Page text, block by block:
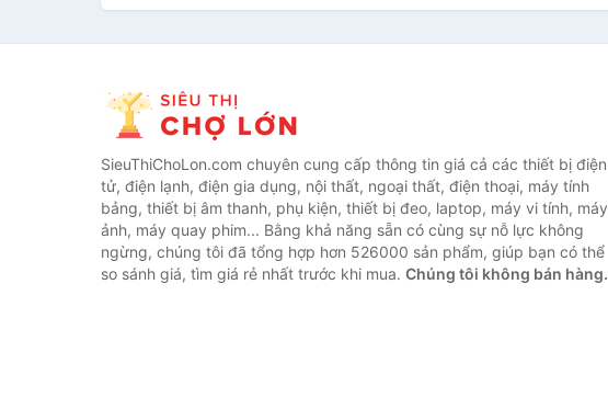
SieuThiChoLon.com chuyên cung cấp thông tin giá cả các thiết bị điện
tử, điện lạnh, điện gia dụng, nội thất, ngoại thất, điện thoại, máy tính
bảng, thiết bị âm thanh, phụ kiện, thiết bị đeo, laptop, máy vi tính, máy
ảnh, máy quay phim... Bằng khả năng sẵn có cùng sự nỗ lực không
ngừng, chúng tôi đã tổng hợp hơn 526000 sản phẩm, giúp bạn có thể
so sánh giá, tìm giá rẻ nhất trước khi mua. Chúng tôi không bán hàng.